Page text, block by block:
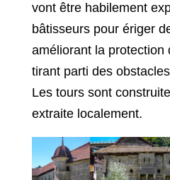
vont être habilement
bâtisseurs pour ériger
améliorant la protection
tirant parti des
Les tours sont
extraite localement.